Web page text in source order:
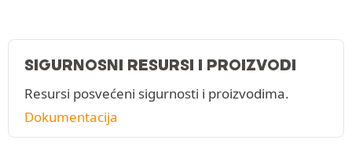
SIGURNOSNI RESURSI I PROIZVODI
Resursi posvećeni sigurnosti i proizvodima.
Dokumentacija